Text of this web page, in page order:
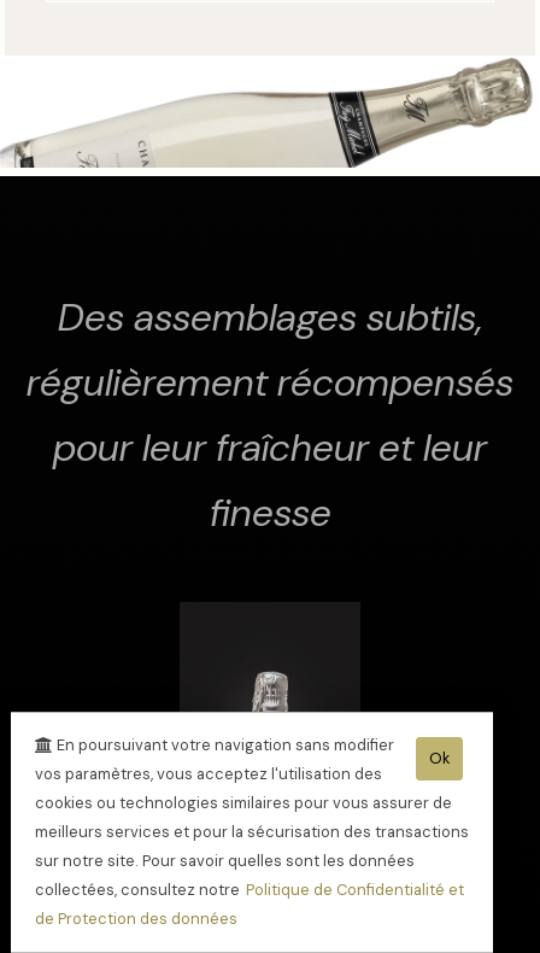
Des assemblages subtils,
régulièrement récompensés
pour leur fraîcheur et leur
finesse
Ok
En poursuivant votre navigation sans modifier
vos paramètres, vous acceptez l'utilisation des
cookies ou technologies similaires pour vous assurer de
meilleurs services et pour la sécurisation des transactions
sur notre site. Pour savoir quelles sont les données
collectées, consultez notre Politique de Confidentialité et
de Protection des données